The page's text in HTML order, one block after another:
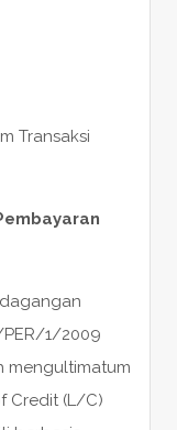
Transaksi
1/2009
mengultimatum
Credit (L/C)